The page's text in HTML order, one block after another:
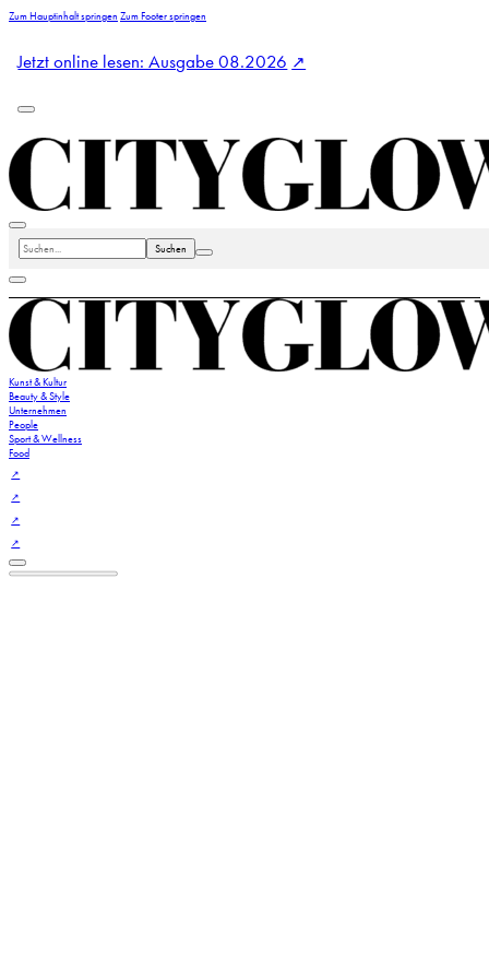
Zum Hauptinhalt springen Zum Footer springen
Jetzt online lesen: Ausgabe 08.2026
Suchen
Kunst & Kultur
Beauty & Style
Unternehmen
People
Sport & Wellness
Food